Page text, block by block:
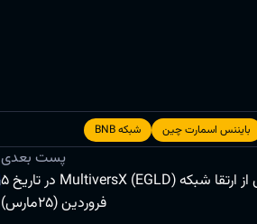
بایننس اسمارت چین شبکه BNB
پست بعدی
پشتیبانی آریومکس از ارتقا شبکه MultiversX (EGLD) در تاریخ 5
فروردین (25مارس)